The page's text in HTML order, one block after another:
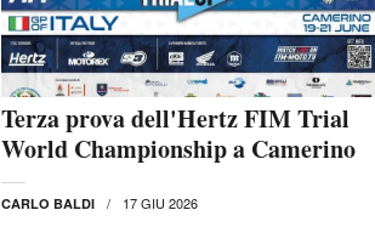
Terza prova dell'Hertz FIM Trial
World Championship a Camerino
CARLO BALDI 17 GIU 2026